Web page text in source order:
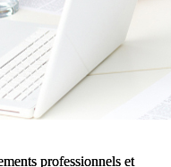
professionnels et
professionnels et